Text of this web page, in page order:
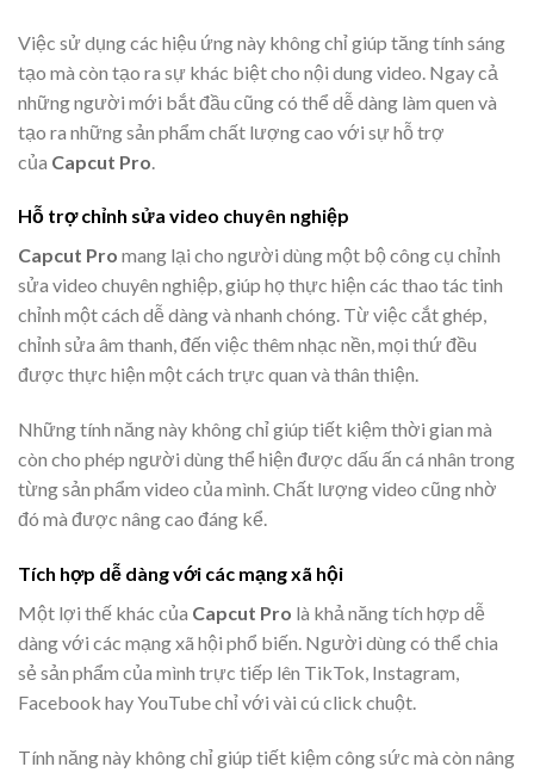
Việc sử dụng các hiệu ứng này không chỉ giúp tăng tính sáng
tạo mà còn tạo ra sự khác biệt cho nội dung video. Ngay cả
những người mới bắt đầu cũng có thể dễ dàng làm quen và
tạo ra những sản phẩm chất lượng cao với sự hỗ trợ
của Capcut Pro
Hỗ trợ chỉnh sửa video chuyên nghiệp
Capcut Pro mang lại cho người dùng một bộ công cụ chỉnh
sửa video chuyên nghiệp, giúp họ thực hiện các thao tác tinh
chỉnh một cách dễ dàng và nhanh chóng. Từ việc cắt ghép,
chỉnh sửa âm thanh, đến việc thêm nhạc nền, mọi thứ đều
được thực hiện một cách trực quan và thân thiện.
Những tính năng này không chỉ giúp tiết kiệm thời gian mà
còn cho phép người dùng thể hiện được dấu ấn cá nhân trong
từng sản phẩm video của mình. Chất lượng video cũng nhờ
đó mà được nâng cao đáng kể.
Tích hợp dễ dàng với các mạng xã hội
Một lợi thế khác của Capcut Pro là khả năng tích hợp dễ
dàng với các mạng xã hội phổ biến. Người dùng có thể chia
sẻ sản phẩm của mình trực tiếp lên TikTok, Instagram,
Facebook hay YouTube chỉ với vài cú click chuột.
Tính năng này không chỉ giúp tiết kiệm công sức mà còn nâng